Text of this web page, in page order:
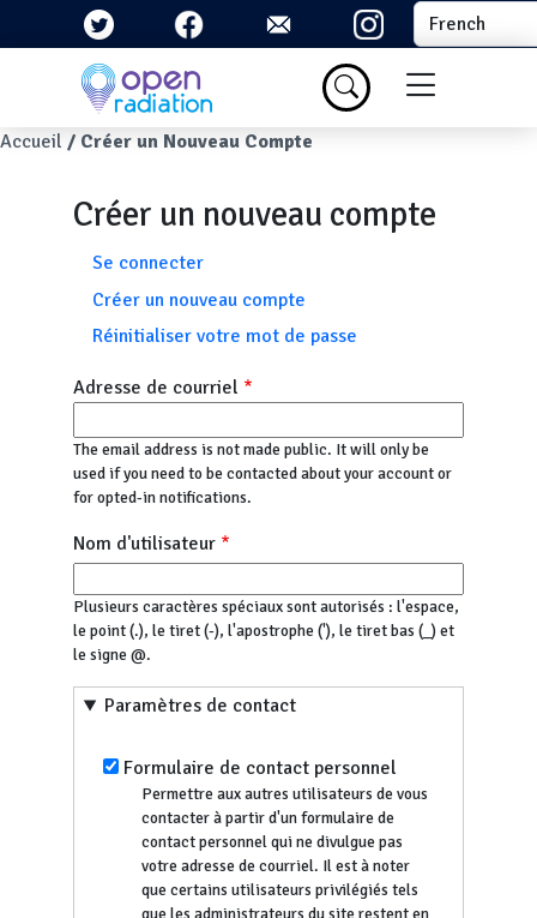
Aller au contenu principal Select your
Menu du
Fil d'Ariane
Accueil Créer un Nouveau Compte
Créer un nouveau compte
Onglets principaux
Se connecter
Créer un nouveau compte
Réinitialiser votre mot de passe
Adresse de courriel
The email address is not made public. It will only be
used if you need to be contacted about your account or
for opted-in notifications.
Nom d'utilisateur
Plusieurs caractères spéciaux sont autorisés : l'espace,
le point (.), le tiret (-), l'apostrophe ('), le tiret bas (_) et
le signe @.
Paramètres de contact
Formulaire de contact personnel
Permettre aux autres utilisateurs de vous
contacter à partir d'un formulaire de
contact personnel qui ne divulgue pas
votre adresse de courriel. Il est à noter
que certains utilisateurs privilégiés tels
que les administrateurs du site restent en